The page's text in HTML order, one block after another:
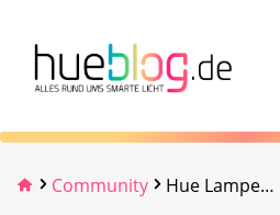
Community Hue Lampen nacheinander einschalten lassen